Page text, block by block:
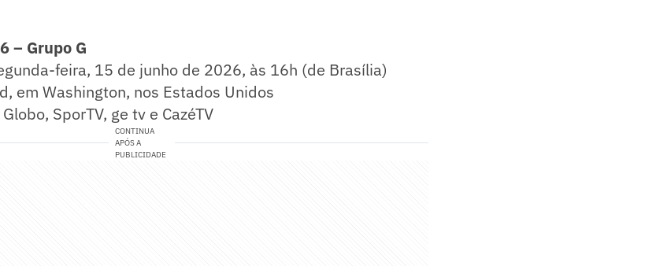
– Grupo G
feira, 15 de junho de 2026, às 16h (de Brasília)
em Washington, nos Estados Unidos
Globo, SporTV, ge tv e CazéTV
CONTINUA
APÓS A
PUBLICIDADE